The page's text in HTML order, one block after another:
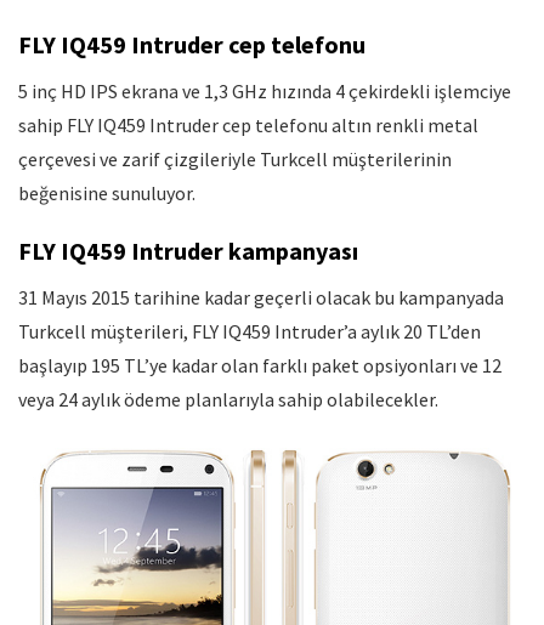
FLY IQ459 Intruder cep telefonu
5 inç HD IPS ekrana ve 1,3 GHz hızında 4 çekirdekli işlemciye
sahip FLY IQ459 Intruder cep telefonu altın renkli metal
çerçevesi ve zarif çizgileriyle Turkcell müşterilerinin
beğenisine sunuluyor.
FLY IQ459 Intruder kampanyası
31 Mayıs 2015 tarihine kadar geçerli olacak bu kampanyada
Turkcell müşterileri, FLY IQ459 Intruder’a aylık 20 TL’den
başlayıp 195 TL’ye kadar olan farklı paket opsiyonları ve 12
veya 24 aylık ödeme planlarıyla sahip olabilecekler.